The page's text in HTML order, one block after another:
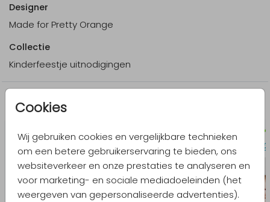
Cookies
Wij gebruiken cookies en vergelijkbare technieken
om een betere gebruikerservaring te bieden, ons
websiteverkeer en onze prestaties te analyseren en
voor marketing- en sociale mediadoeleinden (het
weergeven van gepersonaliseerde advertenties).
Designer
Made for Pretty Orange
Collectie
Kinderfeestje uitnodigingen
Meer in dezelfde stijl